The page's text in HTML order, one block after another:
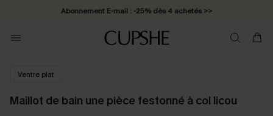
Abonnement E-mail : -25% dès 4 achetés >>
Ventre plat
Maillot de bain une pièce festonné à col licou